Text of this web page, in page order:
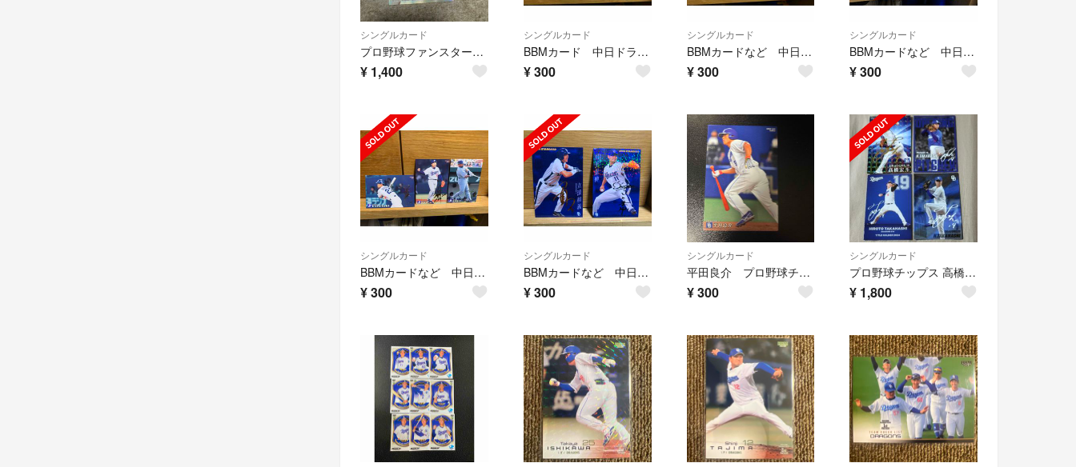
シングルカード
プロ野球ファンスターズリーグ 髙橋宏斗 SSR カード 中日
¥ 1,400
シングルカード
BBMカード 中日ドラゴンズ 51枚
¥300
シングルカード
BBMカードなど 中日ドラゴンズ 112枚
¥300
シングルカード
BBMカードなど 中日ドラゴンズ 144枚
¥300
シングルカード
BBMカードなど 中日ドラゴンズ 144枚
¥300
シングルカード
BBMカードなど 中日ドラゴンズ 144枚
¥300
シングルカード
平田良介 プロ野球チップス 11-25
¥300
シングルカード
プロ野球チップス 高橋宏斗 サイン入りカードセット
¥ 1,800